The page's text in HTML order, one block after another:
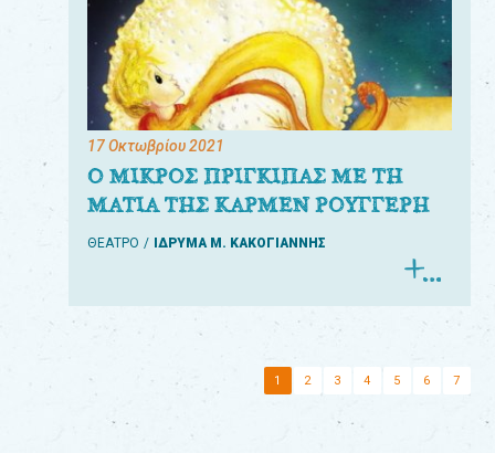
17 Οκτωβρίου 2021
Ο ΜΙΚΡΟΣ ΠΡΙΓΚΙΠΑΣ ΜΕ ΤΗ
ΜΑΤΙΑ ΤΗΣ ΚΑΡΜΕΝ ΡΟΥΓΓΕΡΗ
ΘΕΑΤΡΟ ΙΔΡΥΜΑ Μ. ΚΑΚΟΓΙΑΝΝΗΣ
1 2 3 4 5 6 7